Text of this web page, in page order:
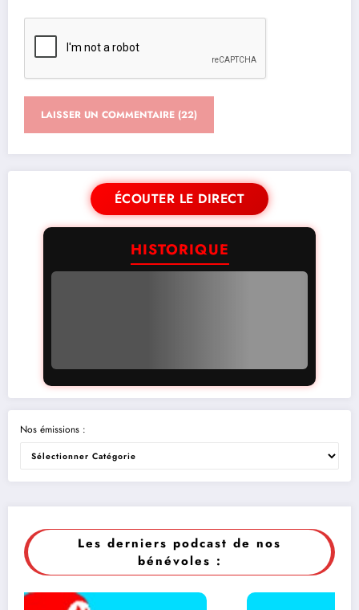
ÉCOUTER LE DIRECT
HISTORIQUE
Nos émissions :
Les derniers podcast de nos
bénévoles :